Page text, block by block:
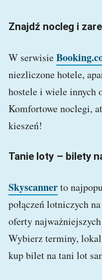
Znajdź nocleg i
W serwisie
niezliczone hotele,
hostele i wiele innych
Komfortowe noclegi,
kieszeń!
Tanie loty – bilety
Skyscannerto
połączeń lotniczych
oferty
Wybierz terminy,
kup bilet na tani lot